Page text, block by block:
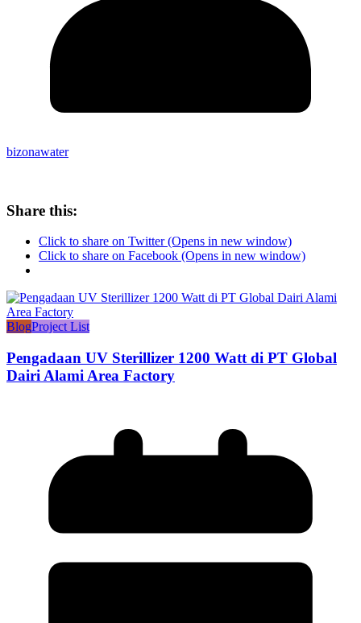
bizonawater
Share this:
Click to share on Twitter (Opens in new window)
Click to share on Facebook (Opens in new window)
BlogProject List
Pengadaan UV Sterillizer 1200 Watt di PT Global
Dairi Alami Area Factory